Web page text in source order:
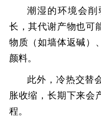
潮湿的环境会削
长，其代谢产物也可
物质（如墙体返碱）
颜料。
此外，冷热交替
胀收缩，长期下来会
程。